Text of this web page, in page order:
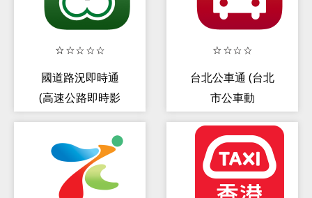
國道路況即時通
(高速公路即時影
台北公車通 (台北
市公車動